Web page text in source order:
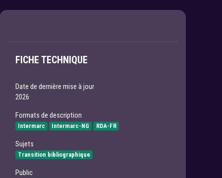
FICHE TECHNIQUE
Date de dernière mise à jour
2026
Formats de description
Intermarc Intermarc-NG RDA-FR
Sujets
Transition bibliographique
Public